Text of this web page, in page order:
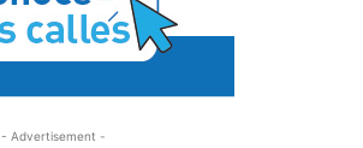
- Advertisement -